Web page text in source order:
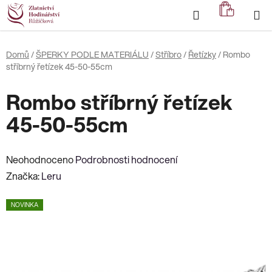
Přejít
na
obsah
Hledat
KOŠÍK
Domů /ŠPERKY PODLE MATERIÁLU /Stříbro/ Řetízky/ Rombo
stříbrný řetízek 45-50-55cm
Rombo stříbrný řetízek
45-50-55cm
Průměrné
hodnocení
je
NeohodnocenoPodrobnosti hodnocení
Značka:Leru
NOVINKA